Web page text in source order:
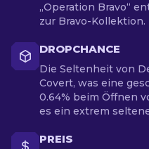
„Operation Bravo“
zur Bravo-Kollektion.
DROPCHANCE
Die Seltenheit von
Covert, was eine
0.64% beim Öffnen
es ein extrem
PREIS